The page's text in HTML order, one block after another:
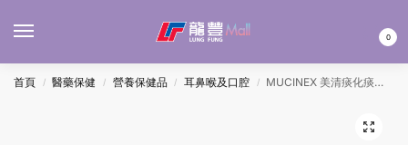
0
首頁 / 醫藥保健 / 營養保健品 / 耳鼻喉及口腔 / MUCINEX 美清痰化痰藥片 20’S